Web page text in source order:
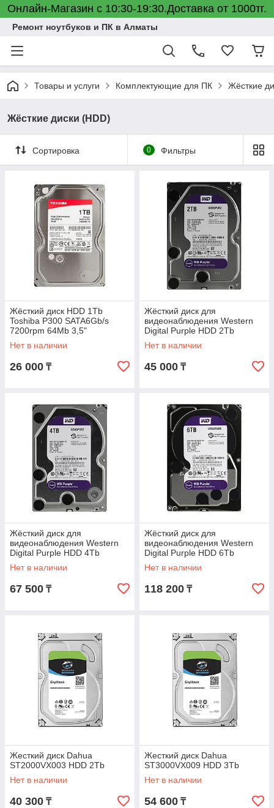
Онлайн-Магазин с 10:30-19:30.Доставка от 1000тг.
Ремонт ноутбуков и ПК в Алматы
Товары и услуги Комплектующие для ПК Жёсткие
Жёсткие диски (HDD)
Сортировка 0 Фильтры
Жёсткий диск HDD 1Tb
Toshiba P300 SATA6Gb/s
7200rpm 64Mb 3,5"
HDWD110UZSVA
Нет в наличии
26 000 ₸
Жёсткий диск для
видеонаблюдения Western
Digital Purple HDD 2Tb
WD20PURZ
Нет в наличии
45 000 ₸
Жёсткий диск для
видеонаблюдения Western
Digital Purple HDD 4Tb
WD40PURZ
Нет в наличии
67 500 ₸
Жёсткий диск для
видеонаблюдения Western
Digital Purple HDD 6Tb
WD60PURZ
Нет в наличии
118 200 ₸
Жесткий диск Dahua
ST2000VX003 HDD 2Tb
Нет в наличии
40 300 ₸
Жесткий диск Dahua
ST3000VX009 HDD 3Tb
Нет в наличии
54 600 ₸